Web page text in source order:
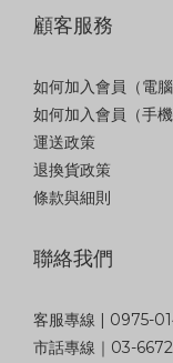
顧客服務
如何加入會員（電腦
如何加入會員（手機
運送政策
退換貨政策
條款與細則
聯絡我們
客服專線 | 0975-
市話專線｜03-